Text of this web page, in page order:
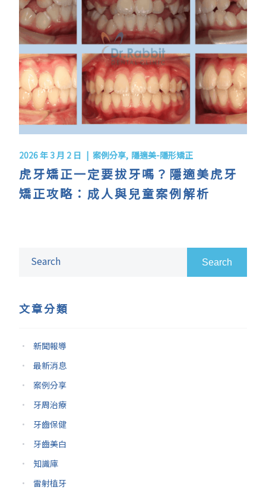
2026 年 3 月 2 日 案例分享 隱適美-隱形矯正
虎牙矯正一定要拔牙嗎？隱適美虎牙
矯正攻略：成人與兒童案例解析
Search
文章分類
新聞報導
最新消息
案例分享
牙周治療
牙齒保健
牙齒美白
知識庫
雷射植牙